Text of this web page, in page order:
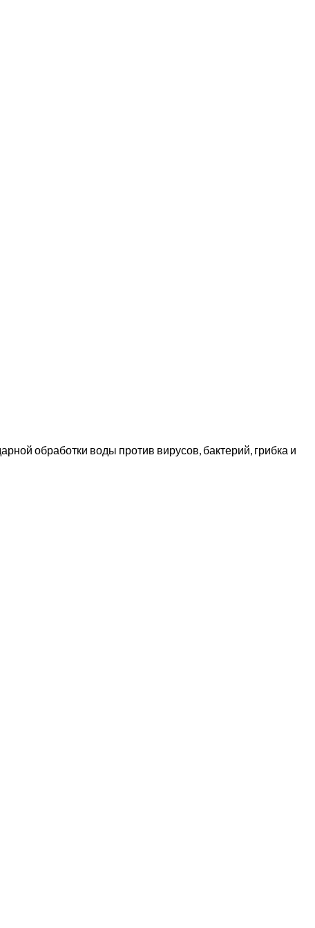
обработки воды против вирусов, бактерий, грибка и